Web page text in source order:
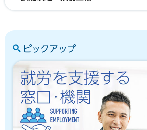
ピックアップ